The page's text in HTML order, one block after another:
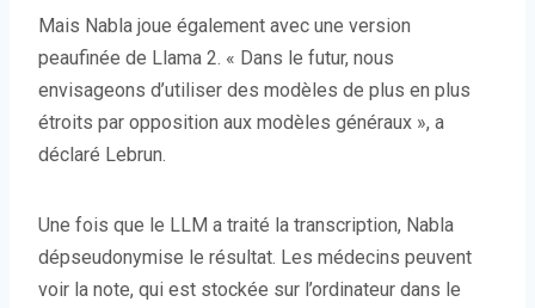
Mais Nabla joue également avec une version
peaufinée de Llama 2. « Dans le futur, nous
envisageons d’utiliser des modèles de plus en plus
étroits par opposition aux modèles généraux », a
déclaré Lebrun.
Une fois que le LLM a traité la transcription, Nabla
dépseudonymise le résultat. Les médecins peuvent
voir la note, qui est stockée sur l’ordinateur dans le